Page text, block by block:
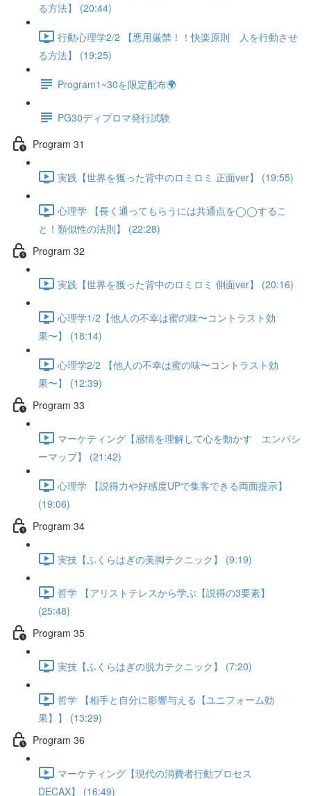
る方法】 (20:44)
行動心理学2/2 【悪用厳禁！！快楽原則 人を行動させ
る方法】 (19:25)
Program1~30を限定配布🌍
PG30ディプロマ発行試験
Program 31
実践【世界を獲った背中のロミロミ 正面ver】 (19:55)
心理学 【長く通ってもらうには共通点を◯◯するこ
と！類似性の法則】 (22:28)
Program 32
実践【世界を獲った背中のロミロミ 側面ver】 (20:16)
心理学1/2【他人の不幸は蜜の味〜コントラスト効
果〜】 (18:14)
心理学2/2 【他人の不幸は蜜の味〜コントラスト効
果〜】 (12:39)
Program 33
マーケティング【感情を理解して心を動かす エンパシ
ーマップ】 (21:42)
心理学 【説得力や好感度UPで集客できる両面提示】
(19:06)
Program 34
実技【ふくらはぎの美脚テクニック】 (9:19)
哲学 【アリストテレスから学ぶ【説得の3要素】
(25:48)
Program 35
実技【ふくらはぎの脱力テクニック】 (7:20)
哲学 【相手と自分に影響与える【ユニフォーム効
果】】 (13:29)
Program 36
マーケティング【現代の消費者行動プロセス
DECAX】 (16:49)